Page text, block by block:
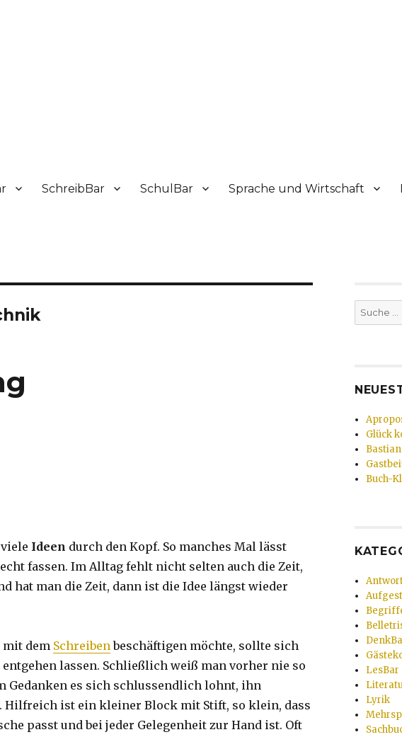
SchreibBar SchulBar Sprache und Wirtschaft
Ideen durch den Kopf. So manches Mal lässt
fassen. Im Alltag fehlt nicht selten auch die Zeit,
hat man die Zeit, dann ist die Idee längst wieder
mit dem Schreibenbeschäftigen möchte, sollte sich
lassen. Schließlich weiß man vorher nie so
Gedanken es sich schlussendlich lohnt, ihn
Hilfreich ist ein kleiner Block mit Stift, so klein, dass
passt und bei jeder Gelegenheit zur Hand ist. Oft
Suche
nach:
Glück
Buch-
LesBar
Lyrik